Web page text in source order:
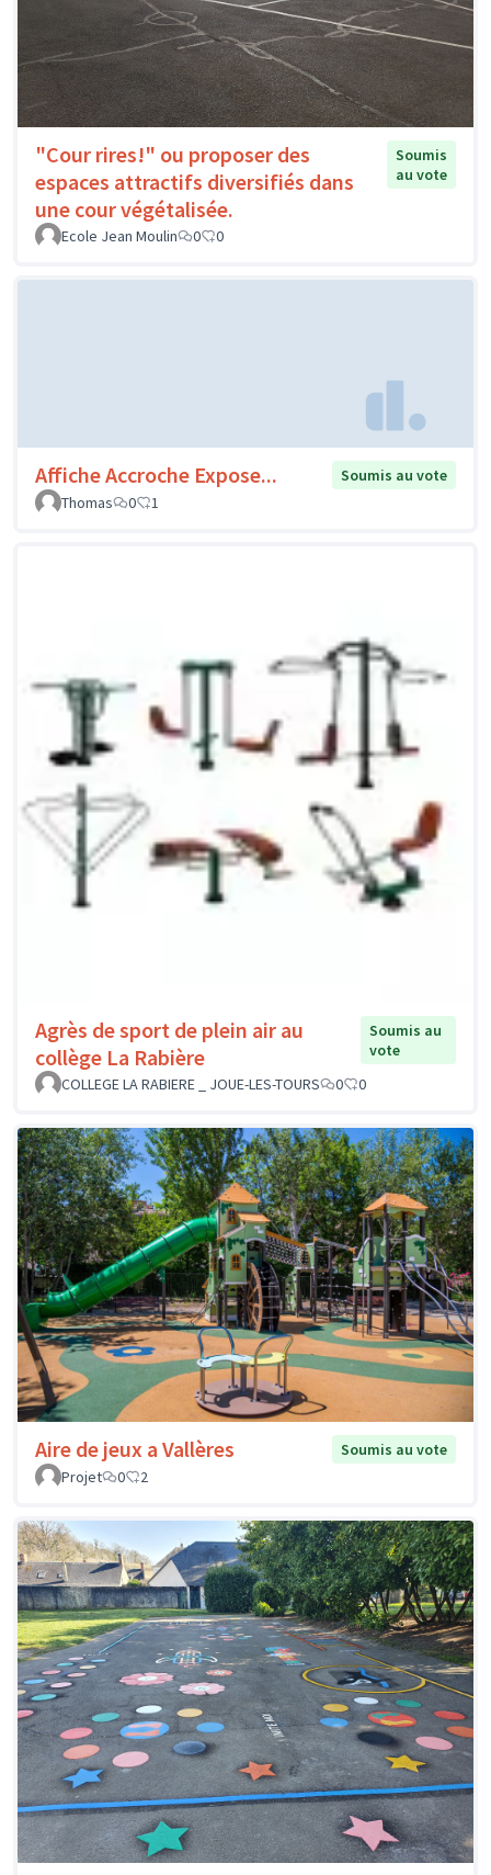
"Cour rires!" ou proposer des
espaces attractifs diversifiés dans
une cour végétalisée.
Soumis
au vote
Ecole Jean Moulin 0 0
Affiche Accroche Expose...
Soumis au vote
Thomas
0 1
Agrès de sport de plein air au
collège La Rabière
Soumis au
vote
COLLEGE LA RABIERE _ JOUE-LES-TOURS
0 0
Aire de jeux a Vallères
Soumis au vote
Projet
0 2